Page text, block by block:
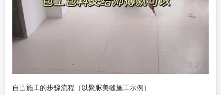
自己施工的步骤流程（以聚脲美缝施工示例）